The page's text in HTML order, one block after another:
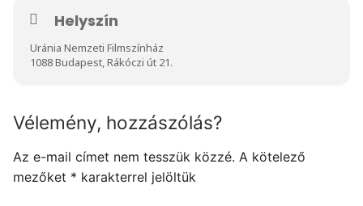
Helyszín
Uránia Nemzeti Filmszínház
1088 Budapest, Rákóczi út 21.
Vélemény, hozzászólás?
Az e-mail címet nem tesszük közzé. A kötelező
mezőket * karakterrel jelöltük